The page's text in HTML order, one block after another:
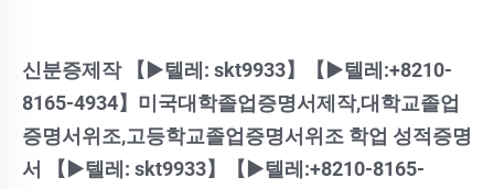
신분증제작 【▶텔레: skt9933】【▶텔레:+8210-
8165-4934】미국대학졸업증명서제작,대학교졸업
증명서위조,고등학교졸업증명서위조 학업 성적증명
서 【▶텔레: skt9933】【▶텔레:+8210-8165-